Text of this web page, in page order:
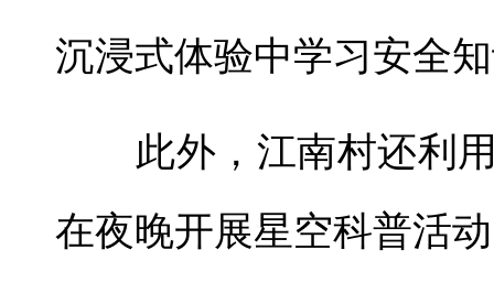
沉浸式体验中学习安全
此外，江南村还利用
在夜晚开展星空科普活